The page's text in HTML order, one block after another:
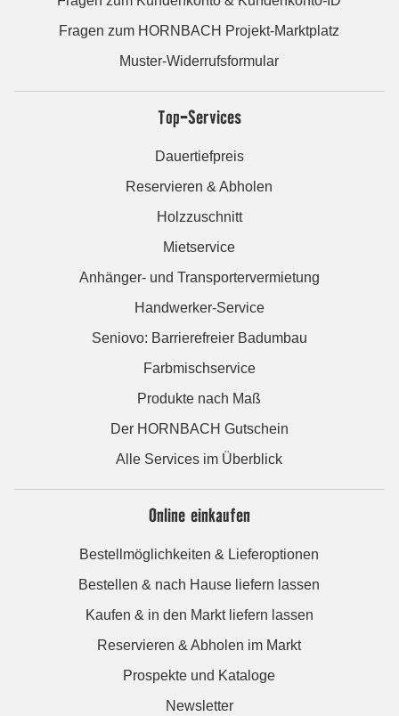
Fragen zum HORNBACH Projekt-Marktplatz
Muster-Widerrufsformular
Top-Services
Dauertiefpreis
Reservieren & Abholen
Holzzuschnitt
Mietservice
Anhänger- und Transportervermietung
Handwerker-Service
Seniovo: Barrierefreier Badumbau
Farbmischservice
Produkte nach Maß
Der HORNBACH Gutschein
Alle Services im Überblick
Online einkaufen
Bestellmöglichkeiten & Lieferoptionen
Bestellen & nach Hause liefern lassen
Kaufen & in den Markt liefern lassen
Reservieren & Abholen im Markt
Prospekte und Kataloge
Newsletter